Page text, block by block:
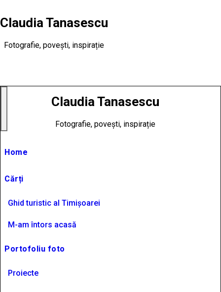
to
Claudia Tanasescu
Fotografie, povești, inspirație
Claudia Tanasescu
Fotografie, povești, inspirație
Home
Cărți
Ghid turistic al Timișoarei
M-am întors acasă
Portofoliu foto
Proiecte